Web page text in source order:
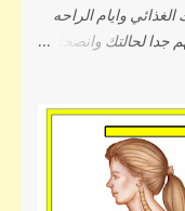
وايام الراحه
جدا لحالتك وانصحك
ستتأثر النتائج او قد
اجزاء عباره عن جزء
العضلي وجزء
جزء بالتفاصيل في